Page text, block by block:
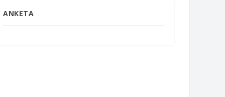
ANKETA